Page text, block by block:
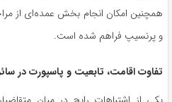
همچنین امکان انجام بخش عمده‌ای از
و پرنسیپ فراهم شده است.
تفاوت اقامت، تابعیت و پاسپورت در